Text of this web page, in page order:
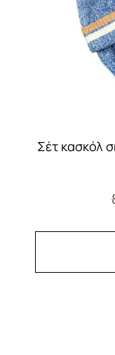
Σέτ κασκόλ